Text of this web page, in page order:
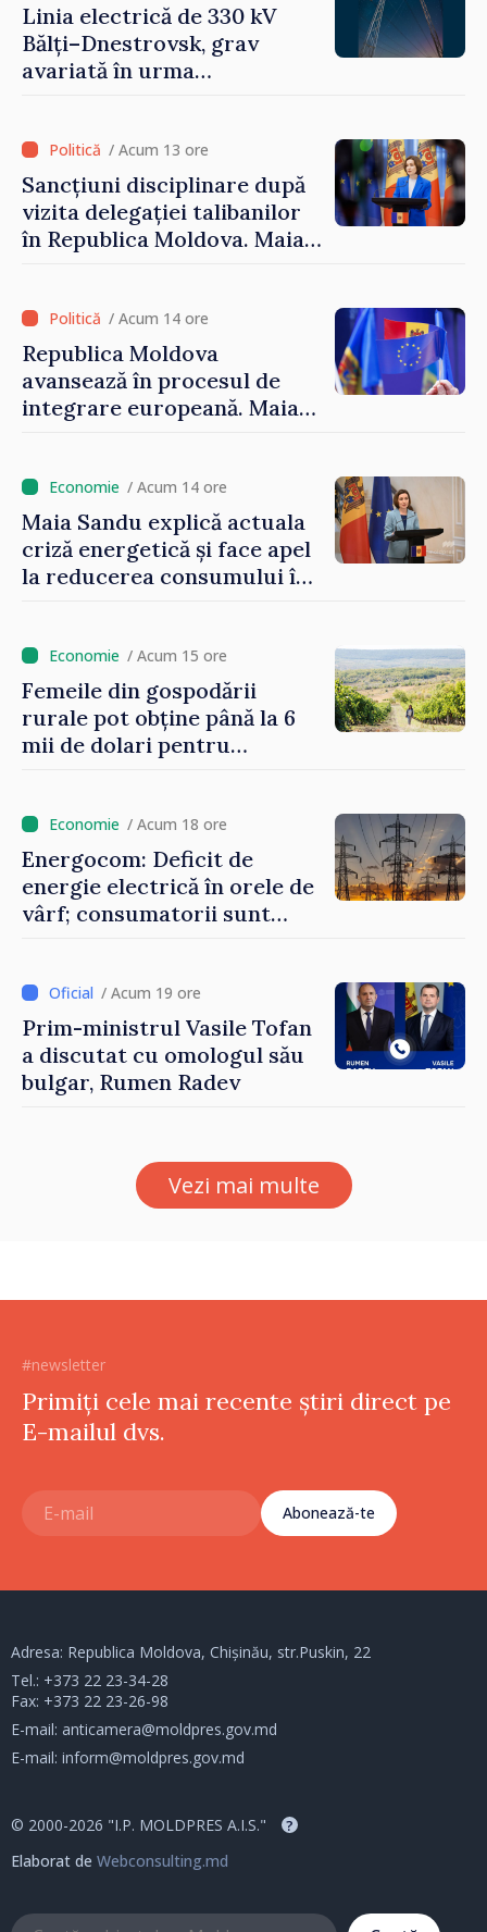
Linia electrică de 330 kV
Bălți–Dnestrovsk, grav
avariată în urma
/ Acum 13 ore
Sancțiuni disciplinare după
vizita delegației talibanilor
în Republica Moldova. Maia
cunosc politica statului”
/ Acum 14 ore
Republica Moldova
avansează în procesul de
integrare europeană. Maia
/ Acum 14 ore
Maia Sandu explică actuala
criză energetică și face apel
la reducerea consumului în
un nivel mai mic”
/ Acum 15 ore
Femeile din gospodării
rurale pot obține până la 6
mii de dolari pentru
/ Acum 18 ore
Energocom: Deficit de
energie electrică în orele de
vârf; consumatorii sunt
/ Acum 19 ore
Prim-ministrul Vasile Tofan
a discutat cu omologul său
bulgar, Rumen Radev
Vezi mai multe
#newsletter
Primiți cele mai recente știri direct pe
E-mailul dvs.
Abonează-te
Adresa: Republica Moldova, Chișinău, str.Puskin, 22
Tel.: +373 22 23-34-28
Fax: +373 22 23-26-98
E-mail: anticamera@moldpres.gov.md
E-mail: inform@moldpres.gov.md
© 2000-2026 "I.P. MOLDPRES A.I.S." ?
Elaborat de Webconsulting.md